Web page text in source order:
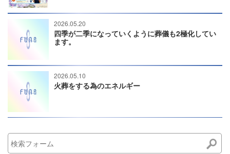
2026.05.20
四季が二季になっていくように葬儀も2極化してい
ます。
2026.05.10
火葬をする為のエネルギー